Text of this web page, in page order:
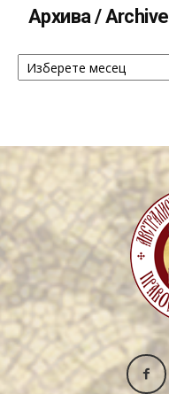
Архива / Archive
Архива